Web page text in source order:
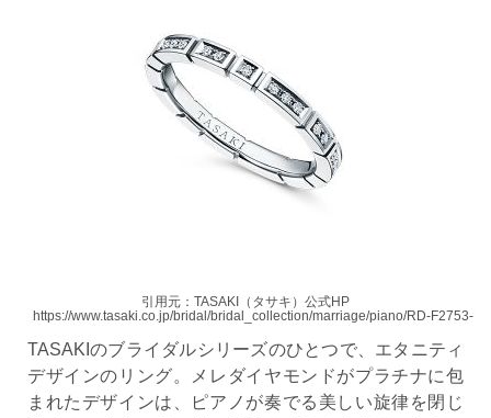
引用元：TASAKI（タサキ）公式HP
https://www.tasaki.co.jp/bridal/bridal_collection/marriage/piano/RD-F2753-
TASAKIのブライダルシリーズのひとつで、エタニティ
デザインのリング。メレダイヤモンドがプラチナに包
まれたデザインは、ピアノが奏でる美しい旋律を閉じ